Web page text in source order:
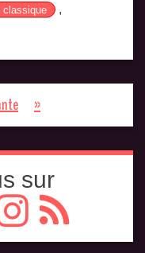
classique ,
»
sur